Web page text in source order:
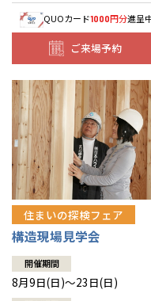
QUOカード1000円分進呈
ご来場予約
住まいの探検フェア
構造現場見学会
開催期間
8月9日(日)～23日(日)